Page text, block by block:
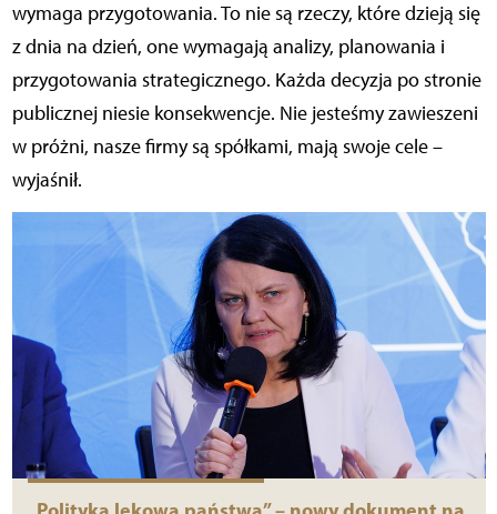
wymaga przygotowania. To nie są rzeczy, które dzieją się
z dnia na dzień, one wymagają analizy, planowania i
przygotowania strategicznego. Każda decyzja po stronie
publicznej niesie konsekwencje. Nie jesteśmy zawieszeni
w próżni, nasze firmy są spółkami, mają swoje cele –
wyjaśnił.